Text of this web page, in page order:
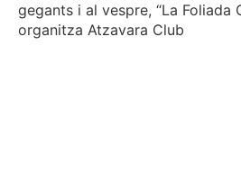
gegants i al vespre, “La Foliada
organitza Atzavara Club